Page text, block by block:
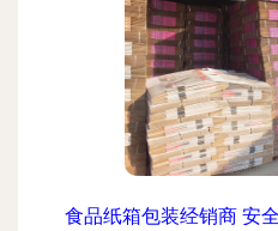
食品纸箱包装经销商 安